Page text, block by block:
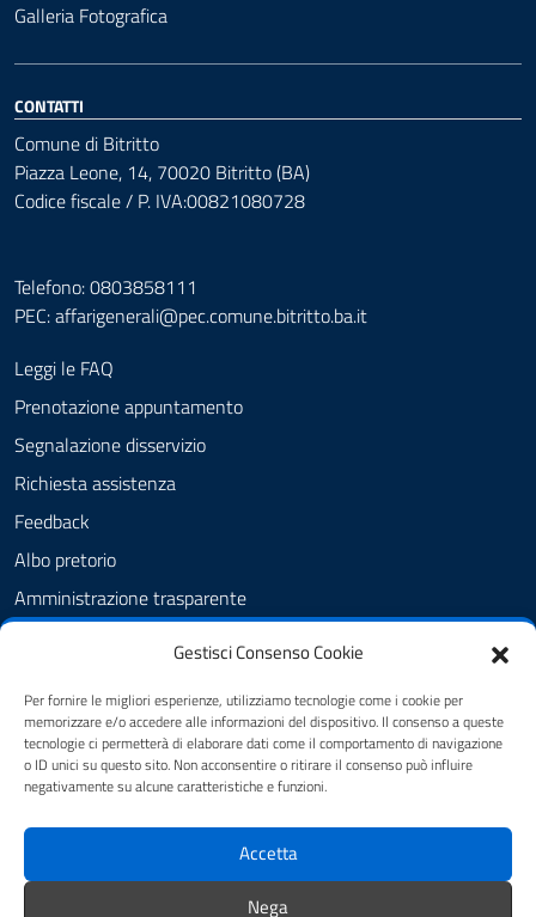
Gestisci Consenso Cookie
Per fornire le migliori esperienze, utilizziamo tecnologie come i cookie per
memorizzare e/o accedere alle informazioni del dispositivo. Il consenso a queste
tecnologie ci permetterà di elaborare dati come il comportamento di navigazione
o ID unici su questo sito. Non acconsentire o ritirare il consenso può influire
negativamente su alcune caratteristiche e funzioni.
Accetta
Nega
Galleria Fotografica
CONTATTI
Comune di Bitritto
Piazza Leone, 14, 70020 Bitritto (BA)
Codice fiscale / P. IVA:00821080728
Telefono: 0803858111
PEC:affarigenerali@pec.comune.bitritto.ba.it
Leggi le FAQ
Prenotazione appuntamento
Segnalazione disservizio
Richiesta assistenza
Feedback
Albo pretorio
Amministrazione trasparente
Dichiarazione di accessibilità
Note legali
SEGUICI SU
youtube twitter facebook